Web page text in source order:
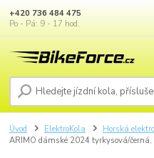
+420 736 484 475
Po - Pá: 9 - 17 hod.
Úvod ElektroKola Horská
ARIMO dámské 2024 tyrkysová/